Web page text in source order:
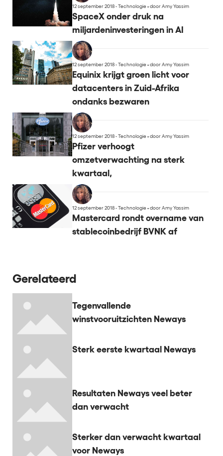
12 september 2018 - Technologie•door Amy Yassim
SpaceX onder druk na
miljardeninvesteringen in AI
12 september 2018 - Technologie•door Amy Yassim
Equinix krijgt groen licht voor
datacenters in Zuid-Afrika
ondanks bezwaren
12 september 2018 - Technologie•door Amy Yassim
Pfizer verhoogt
omzetverwachting na sterk
kwartaal,
12 september 2018 - Technologie•door Amy Yassim
Mastercard rondt overname van
stablecoinbedrijf BVNK af
Gerelateerd
Tegenvallende
winstvooruitzichten Neways
Sterk eerste kwartaal Neways
Resultaten Neways veel beter
dan verwacht
Sterker dan verwacht kwartaal
voor Neways